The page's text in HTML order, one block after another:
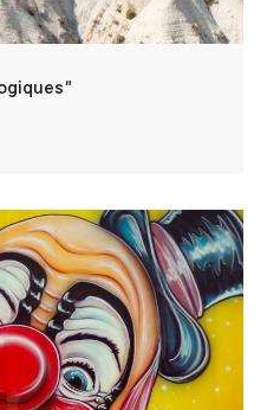
clowns et autres